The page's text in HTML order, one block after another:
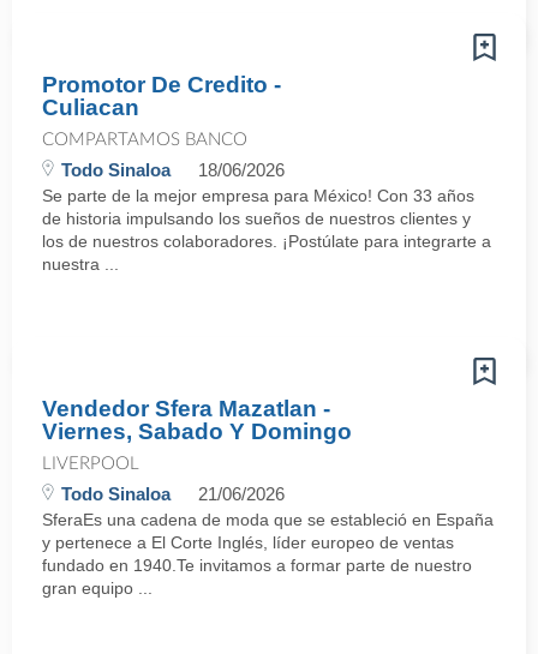
Promotor De Credito -
Culiacan
COMPARTAMOS BANCO
Todo Sinaloa 18/06/2026
Se parte de la mejor empresa para México! Con 33 años
de historia impulsando los sueños de nuestros clientes y
los de nuestros colaboradores. ¡Postúlate para integrarte a
nuestra ...
Vendedor Sfera Mazatlan -
Viernes, Sabado Y Domingo
LIVERPOOL
Todo Sinaloa 21/06/2026
SferaEs una cadena de moda que se estableció en España
y pertenece a El Corte Inglés, líder europeo de ventas
fundado en 1940.Te invitamos a formar parte de nuestro
gran equipo ...